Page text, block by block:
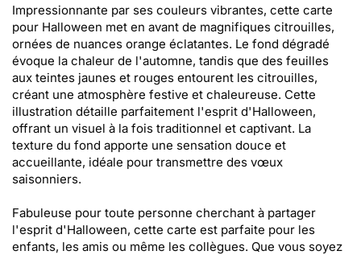
Impressionnante par ses couleurs vibrantes, cette carte
pour Halloween met en avant de magnifiques citrouilles,
ornées de nuances orange éclatantes. Le fond dégradé
évoque la chaleur de l'automne, tandis que des feuilles
aux teintes jaunes et rouges entourent les citrouilles,
créant une atmosphère festive et chaleureuse. Cette
illustration détaille parfaitement l'esprit d'Halloween,
offrant un visuel à la fois traditionnel et captivant. La
texture du fond apporte une sensation douce et
accueillante, idéale pour transmettre des vœux
saisonniers.
Fabuleuse pour toute personne cherchant à partager
l'esprit d'Halloween, cette carte est parfaite pour les
enfants, les amis ou même les collègues. Que vous soyez